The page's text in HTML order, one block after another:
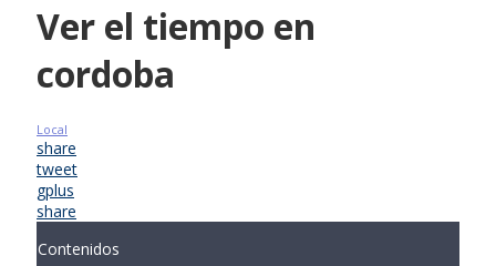
Ver el tiempo en
cordoba
Local
share
tweet
gplus
share
Contenidos